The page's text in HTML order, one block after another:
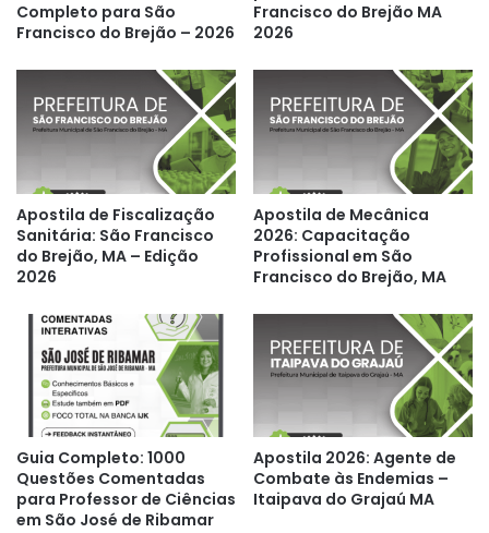
Completo para São
Francisco do Brejão – 2026
Francisco do Brejão MA
2026
Apostila de Fiscalização
Sanitária: São Francisco
do Brejão, MA – Edição
2026
Apostila de Mecânica
2026: Capacitação
Profissional em São
Francisco do Brejão, MA
Guia Completo: 1000
Questões Comentadas
para Professor de Ciências
em São José de Ribamar
Apostila 2026: Agente de
Combate às Endemias –
Itaipava do Grajaú MA